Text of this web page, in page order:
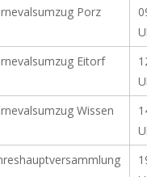
Porz
Eitorf
Wissen